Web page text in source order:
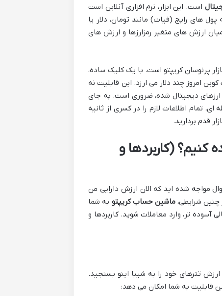
است. این ابزار، نرم افزاری آنلاین است
های رایج (فیات) مانند تومان، دلار یا
ارزش های متغیر رمزارزها و ارزش های
پرنوسان کریپتو است. با یک کلیک ساده،
که ۱۰ میلیون تومان شما چند تتر می شود، یا اینکه ۱ بیت کوین امروز چند دلار می ارزد. این قابلیت نه
ارزهای دیجیتال شده، ضروری است. به جای
تمام اطلاعات لازم را در کسری از ثانیه
قدم بردارید.
کنیم؟ (کاربردها و
مواجه شده اید که الان ارزش دارایی من
چنین شرایطی،ماشین حساب کریپتو به شما
تر، وارد معاملات شوید. کاربردها و
تترهای خود را به شیبا اینو بسنجید.
قابلیت به شما امکان می دهد: